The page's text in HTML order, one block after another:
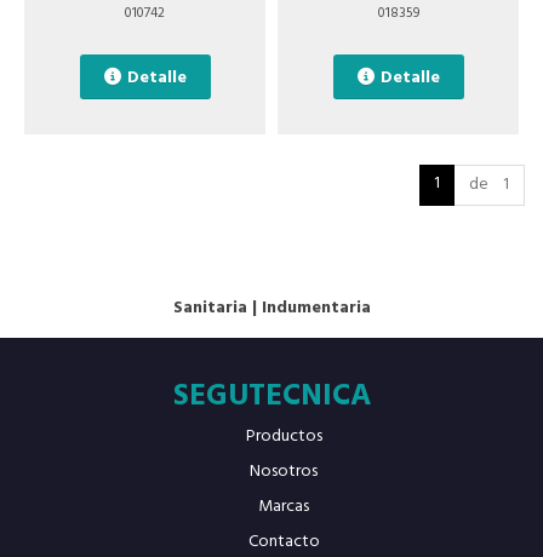
010742
Detalle
018359
Detalle
1 de 1
Sanitaria | Indumentaria
SEGUTECNICA
Productos
Nosotros
Marcas
Contacto